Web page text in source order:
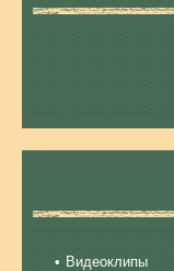
Видеоклипы